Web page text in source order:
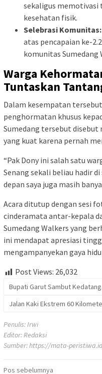
sekaligus
kesehatan fisik.
Selebrasi Komunitas:
atas pencapaian ke-
komunitas Sumedang
Warga
Tuntaskan
Dalam kesempatan
penghormatan khusus
Sumedang tersebut
yang kuat karena pernah
“Pak Dony ini salah satu
Senang sekali beliau hadir
depan saya juga masih
Acara ditutup dengan sesi
cinderamata antar-kepala
Sumedang Walkers yang
ini mendapat apresiasi
mengampanyekan gaya
Post Views: 26,032
Bupati Garut Sambut
Jalan Kaki Ekstrem 60
Penulis: Irwi
Editor: Redaksi
Sumber:https://mata-
Pos sebelumnya